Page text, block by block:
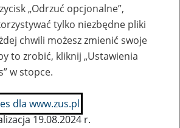
„Odrzuć opcjonalne”,
tylko niezbędne pliki
chwili możesz zmienić swoje
to zrobić, kliknij „Ustawienia
w stopce.
dla www.zus.pl
19.08.2024 r.